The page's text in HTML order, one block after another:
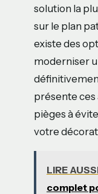
solution la
sur le plan
existe des
moderniser
présente
pièges à
votre
LIRE
complet